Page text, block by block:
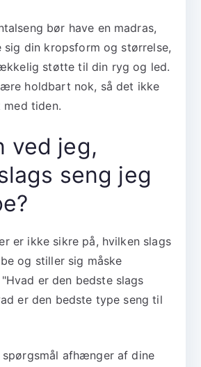
bør have en madras,
sig din kropsform og størrelse,
støtte til din ryg og led.
holdbart nok, så det ikke
tiden.
ved jeg,
seng jeg
er ikke sikre på, hvilken slags
og stiller sig måske
er den bedste slags
er den bedste type seng til
spørgsmål afhænger af dine